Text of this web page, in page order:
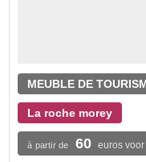
MEUBLE DE
La roche morey
à partir de 60 euros